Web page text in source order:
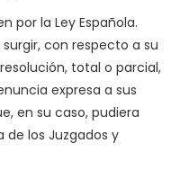
por la Ley Española.
con respecto a su
total o parcial,
expresa a sus
en su caso, pudiera
los Juzgados y